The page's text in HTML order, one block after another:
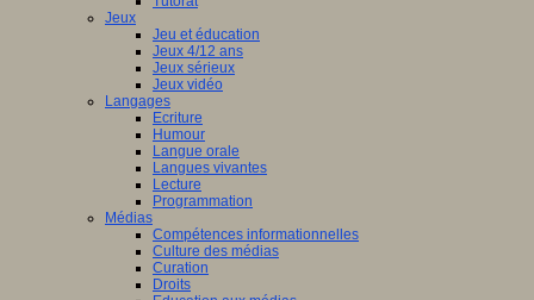
Jeux
Jeu et éducation
Jeux 4/12 ans
Jeux sérieux
Jeux vidéo
Langages
Ecriture
Humour
Langue orale
Langues vivantes
Lecture
Programmation
Médias
Compétences informationnelles
Culture des médias
Curation
Droits